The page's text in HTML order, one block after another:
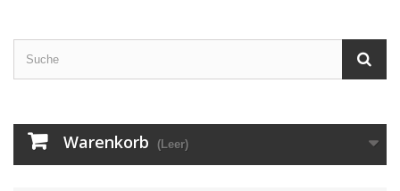
Warenkorb (Leer)